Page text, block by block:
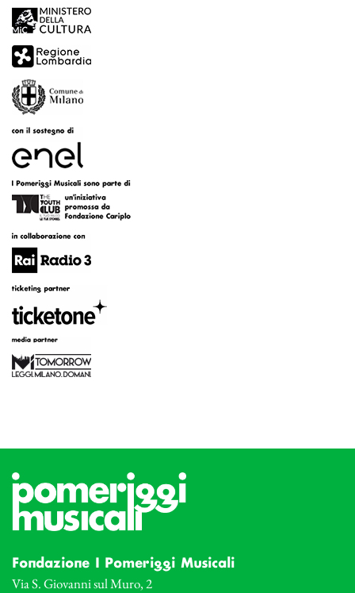
Fondazione I Pomeriggi Musicali
Via S. Giovanni sul Muro, 2